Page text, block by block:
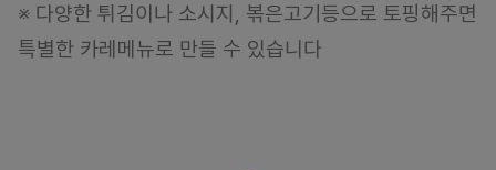
※ 다양한 튀김이나 소시지, 볶은고기등으로 토핑해주면
특별한 카레메뉴로 만들 수 있습니다